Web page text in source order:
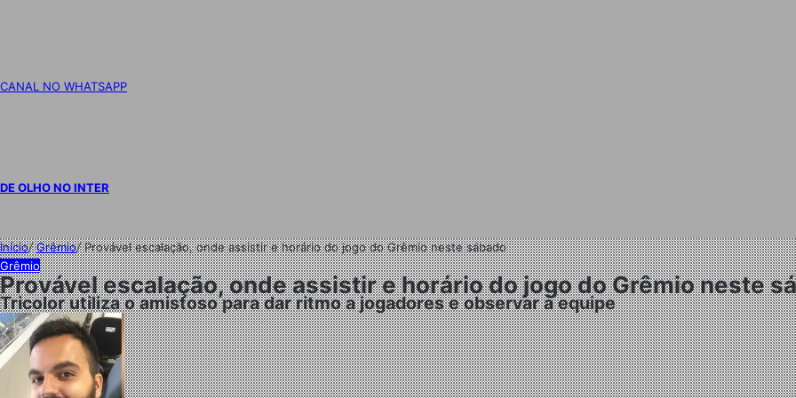
CANAL NO WHATSAPP
DE OLHO NO INTER
Início/Grêmio/Provável escalação, onde assistir e horário do jogo do Grêmio neste sábado
Grêmio
Provável escalação, onde assistir e horário do jogo do Grêmio neste
Tricolor utiliza o amistoso para dar ritmo a jogadores e observar a equipe